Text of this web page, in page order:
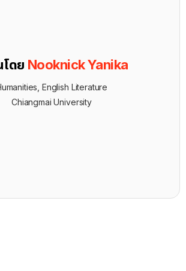
โดย Nooknick Yanika
English Literature
Chiangmai University